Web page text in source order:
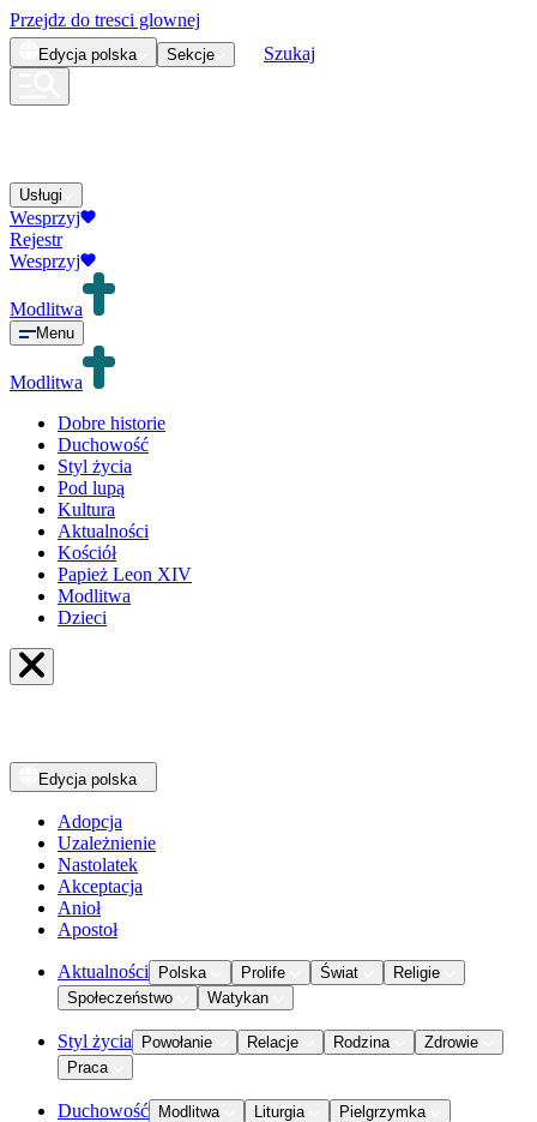
Przejdz do tresci glownej
Edycja polska Sekcje Szukaj
Usługi
Wesprzyj
Rejestr
Wesprzyj
Modlitwa
Menu
Modlitwa
Dobre historie
Duchowość
Styl życia
Pod lupą
Kultura
Aktualności
Kościół
Papież Leon XIV
Modlitwa
Dzieci
Edycja polska
Adopcja
Uzależnienie
Nastolatek
Akceptacja
Anioł
Apostoł
Aktualności Polska Prolife Świat
Religie
Społeczeństwo
Watykan
Styl życia Powołanie Relacje Rodzina
Zdrowie
Praca
Duchowość Modlitwa Liturgia
Pielgrzymka